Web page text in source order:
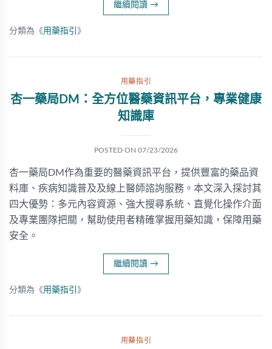
繼續閱讀 →
分類為《用藥指引 》
用藥指引
杏一藥局DM：全方位醫藥資訊平台，專業健康
知識庫
POSTED ON 07/23/2026
杏一藥局DM作為重要的醫藥資訊平台，提供豐富的藥品資
料庫、疾病知識普及及線上醫師諮詢服務。本文深入探討其
四大優勢：多元內容資源、強大搜尋系統、直覺化操作介面
及專業團隊把關，幫助使用者精確掌握用藥知識，保障用藥
安全。
繼續閱讀 →
分類為《用藥指引 》
用藥指引